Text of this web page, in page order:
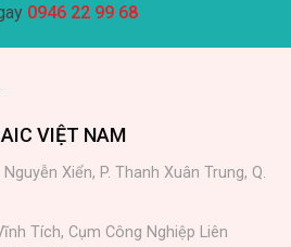
0946 22 99 68
VIỆT NAM
Xiển, P. Thanh Xuân Trung, Q.
Tích, Cụm Công Nghiệp Liên